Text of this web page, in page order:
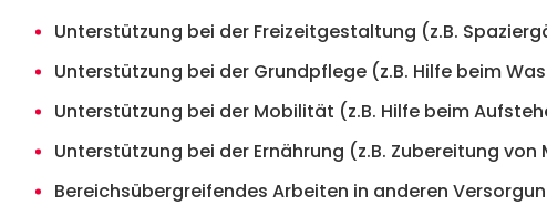
Unterstützung bei der Freizeitgestaltung (z.B.
Unterstützung bei der Grundpflege (z.B. Hilfe beim
Unterstützung bei der Mobilität (z.B. Hilfe beim
Unterstützung bei der Ernährung (z.B. Zubereitung von
Bereichsübergreifendes Arbeiten in anderen